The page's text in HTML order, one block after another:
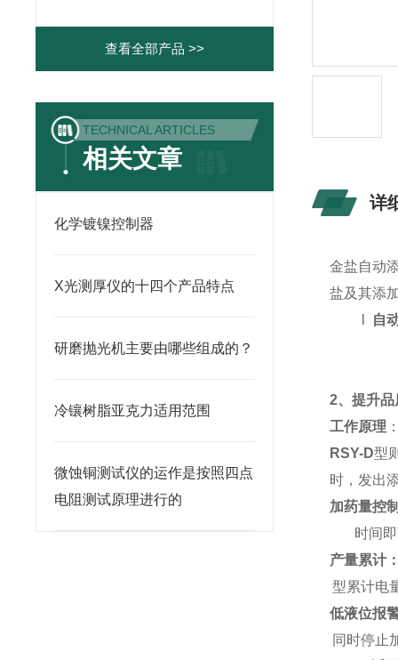
查看全部产品 >>
TECHNICAL ARTICLES
相关文章
化学镀镍控制器
X光测厚仪的十四个产品特点
研磨抛光机主要由哪些组成的？
冷镶树脂亚克力适用范围
微蚀铜测试仪的运作是按照四点
电阻测试原理进行的
详
金盐自动
盐及其添
自
2、提升品
工作原理
RSY-D型
时，发出
加药量控
时间
产量累计
型累计电
低液位报
同时停止